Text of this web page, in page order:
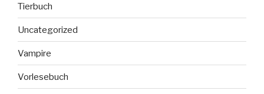
Tierbuch
Uncategorized
Vampire
Vorlesebuch